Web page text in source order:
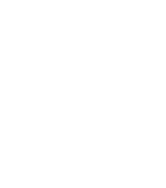
品や交換は致しか